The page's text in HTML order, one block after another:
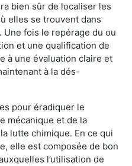
bien sûr de localiser les
elles se trouvent dans
fois le repérage du ou
et une qualification de
à une évaluation claire et
à la dés-
pour éradiquer le
mécanique et de la
lutte chimique. En ce qui
elle est composée de bon
l’utilisation de